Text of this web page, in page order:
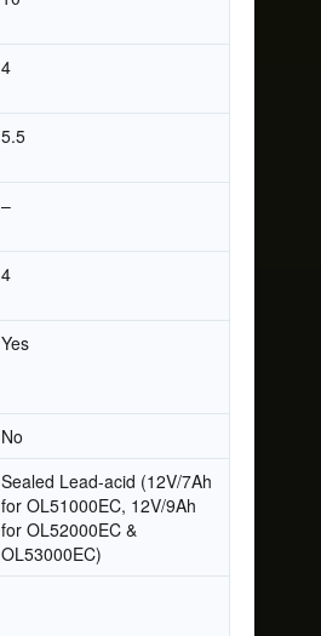
4
5.5
–
4
Yes
No
Sealed Lead-acid (12V/7Ah
for OL51000EC, 12V/9Ah
for OL52000EC &
OL53000EC)